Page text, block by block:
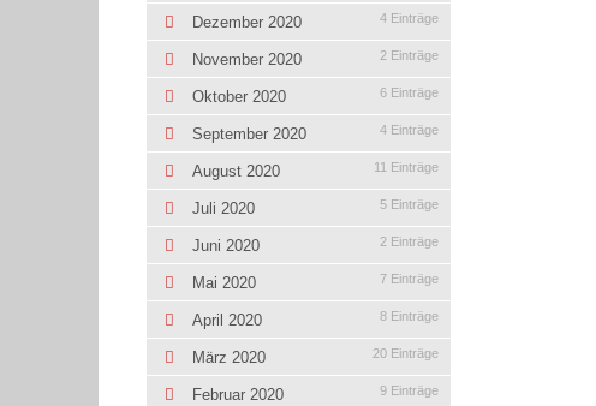
Dezember 2020 4 Einträge
November 2020 2 Einträge
Oktober 2020 6 Einträge
September 2020 4 Einträge
August 2020 11 Einträge
Juli 2020 5 Einträge
Juni 2020 2 Einträge
Mai 2020 7 Einträge
April 2020 8 Einträge
März 2020 20 Einträge
Februar 2020 9 Einträge